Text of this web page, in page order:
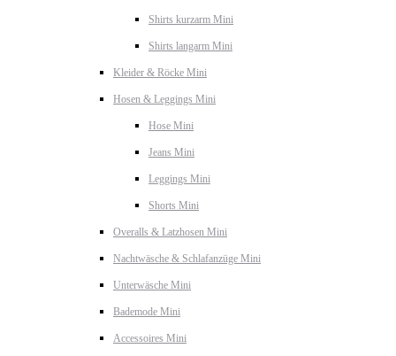
Shirts kurzarm Mini
Shirts langarm Mini
Kleider & Röcke Mini
Hosen & Leggings Mini
Hose Mini
Jeans Mini
Leggings Mini
Shorts Mini
Overalls & Latzhosen Mini
Nachtwäsche & Schlafanzüge Mini
Unterwäsche Mini
Bademode Mini
Accessoires Mini